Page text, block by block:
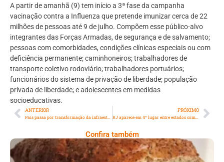
A partir de amanhã (9) tem início a 3ª fase da campanha
vacinação contra a Influenza que pretende imunizar cerca de 22
milhões de pessoas até 9 de julho. Compõem esse público-alvo
integrantes das Forças Armadas, de segurança e de salvamento;
pessoas com comorbidades, condições clínicas especiais ou com
deficiência permanente; caminhoneiros; trabalhadores de
transporte coletivo rodoviário; trabalhadores portuários;
funcionários do sistema de privação de liberdade; população
privada de liberdade; e adolescentes em medidas
socioeducativas.
ANTERIOR PRÓXIMO
RJ aparece em 4º lugar entre estados com cesta básica mais cara do Brasil
Confira também